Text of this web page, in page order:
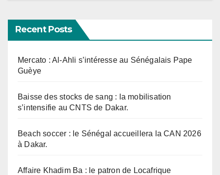
Recent Posts
Mercato : Al-Ahli s’intéresse au Sénégalais Pape
Guèye
Baisse des stocks de sang : la mobilisation
s’intensifie au CNTS de Dakar.
Beach soccer : le Sénégal accueillera la CAN 2026
à Dakar.
Affaire Khadim Ba : le patron de Locafrique